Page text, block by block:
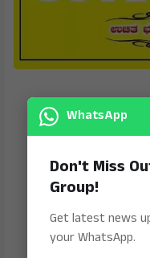
WhatsApp
Don't Miss
Group!
Get latest news
your WhatsApp.